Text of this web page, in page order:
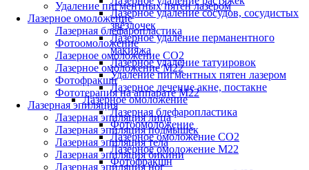
Удаление пигментных пятен лазером
Лазерное омоложение
Лазерная блефаропластика
Фотоомоложение
Лазерное омоложение CO2
Лазерное омоложение M22
Фотофракшн
Фототерапия на аппарате М22
Лазерная эпиляция
Лазерная эпиляция лица
Лазерная эпиляция подмышек
Лазерная эпиляция тела
Лазерная эпиляция бикини
Лазерная эпиляция ног
Лазерное удаление сосудов, сосудистых
звёздочек
Лазерное удаление перманентного
макияжа
Лазерное удаление татуировок
Удаление пигментных пятен лазером
Лазерное лечение акне, постакне
Лазерное омоложение
Лазерная блефаропластика
Фотоомоложение
Лазерное омоложение CO2
Лазерное омоложение M22
Фотофракшн